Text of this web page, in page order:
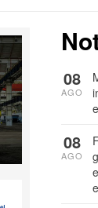
08
AGO
08
AGO